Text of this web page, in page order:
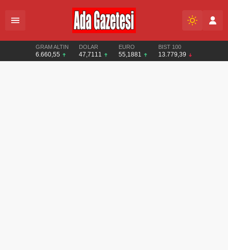
GRAM ALTIN
6.660,55
DOLAR
47,7111
EURO
55,1881
BIST 100
13.779,39